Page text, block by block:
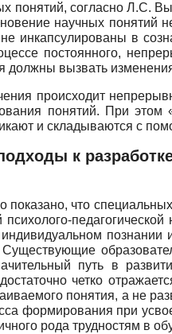
понятий, согласно Л.С.
научных понятий
инкапсулированы в
постоянного,
должны вызвать
происходит
понятий. При
и складываются с
к
показано, что
психолого-
познании
путь в
достаточно четко
понятия, а не
формирования при
рода трудностям в